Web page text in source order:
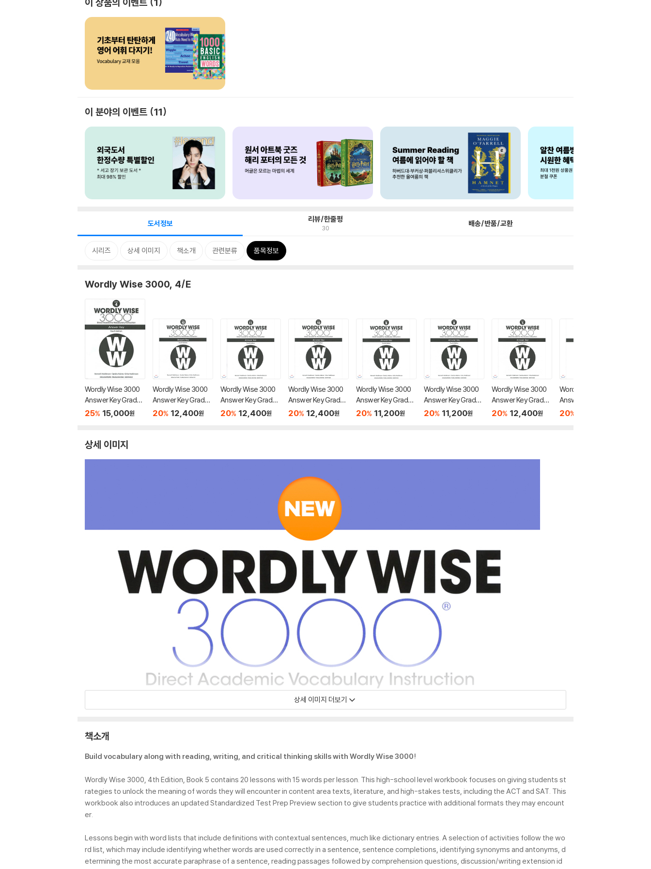
이 분야의 이벤트 11
도서정보 리뷰/한줄평
30 배송/반품/교환
시리즈 상세 이미지 책소개 관련분류 품목정보
Wordly Wise 3000, 4/E
Wordly Wise 3000
Answer Key Grade
4, 4/E
25% 15,000원
Wordly Wise 3000
Answer Key Grade 1
2, 4/E
20% 12,400원
Wordly Wise 3000
Answer Key Grade 1
1, 4/E
20% 12,400원
Wordly Wise 3000
Answer Key Grade 1
0, 4/E
20% 12,400원
Wordly Wise 3000
Answer Key Grade
9, 4/E
20% 11,200원
Wordly Wise 3000
Answer Key Grade
8, 4/E
20% 11,200원
Wordly Wise 3000
Answer Key Grade
5, 4/E
20% 12,400원
Wordly Wise 3000
Answer Key Grade
3, 4/E
20%
상세 이미지
상세 이미지 더보기
책소개
Build vocabulary along with reading, writing, and critical thinking skills with Wordly Wise 3000!
Wordly Wise 3000, 4th Edition, Book 5 contains 20 lessons with 15 words per lesson. This high-school level workbook focuses on giving students st
rategies to unlock the meaning of words they will encounter in content area texts, literature, and high-stakes tests, including the ACT and SAT. This
workbook also introduces an updated Standardized Test Prep Preview section to give students practice with additional formats they may encount
er.
Lessons begin with word lists that include definitions with contextual sentences, much like dictionary entries. A selection of activities follow the wo
rd list, which may include identifying whether words are used correctly in a sentence, sentence completions, identifying synonyms and antonyms, d
etermining the most accurate paraphrase of a sentence, reading passages followed by comprehension questions, discussion/writing extension id